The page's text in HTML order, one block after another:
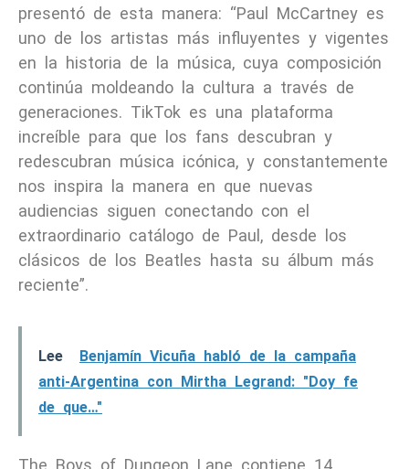
presentó de esta manera: “Paul McCartney es
uno de los artistas más influyentes y vigentes
en la historia de la música, cuya composición
continúa moldeando la cultura a través de
generaciones. TikTok es una plataforma
increíble para que los fans descubran y
redescubran música icónica, y constantemente
nos inspira la manera en que nuevas
audiencias siguen conectando con el
extraordinario catálogo de Paul, desde los
clásicos de los Beatles hasta su álbum más
reciente”.
Lee
Benjamín Vicuña habló de la campaña
anti-Argentina con Mirtha Legrand: "Doy fe
de que…"
The Boys of Dungeon Lane contiene 14